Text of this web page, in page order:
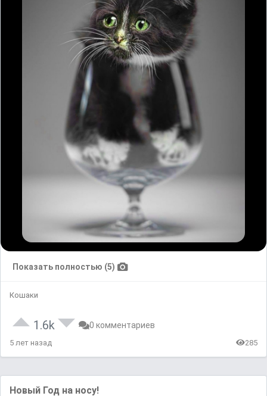
Показать полностью (5)
Кошаки
1.6k 0 комментариев
5 лет назад 285
Новый Год на носу!